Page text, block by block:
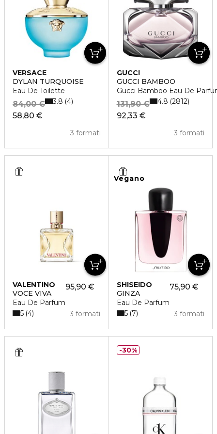
VERSACE
DYLAN TURQUOISE
Eau De Toilette
58,80 €
84,00 €
3 formati
3.8 4
GUCCI
GUCCI BAMBOO
Gucci Bamboo Eau De
92,33 €
131,90 €
3 formati
4.8 2812
VALENTINO
VOCE VIVA
Eau De Parfum
95,90 €
3 formati
5 4
Vegano
SHISEIDO
GINZA
Eau De Parfum
75,90 €
3 formati
5 7
30%